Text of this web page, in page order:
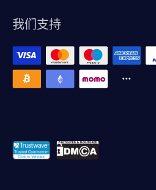
我们支持